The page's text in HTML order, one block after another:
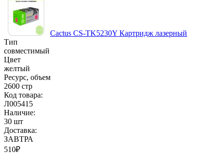
Cactus CS-TK5230Y Картридж лазерный
Тип
совместимый
Цвет
желтый
Ресурс, объем
2600 стр
Код товара:
Л005415
Наличие:
30 шт
Доставка:
ЗАВТРА
510₽